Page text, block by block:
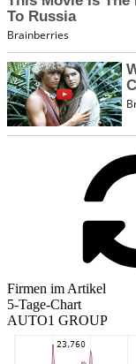
Firmen im Artikel
5-Tage-Chart
AUTO1 GROUP